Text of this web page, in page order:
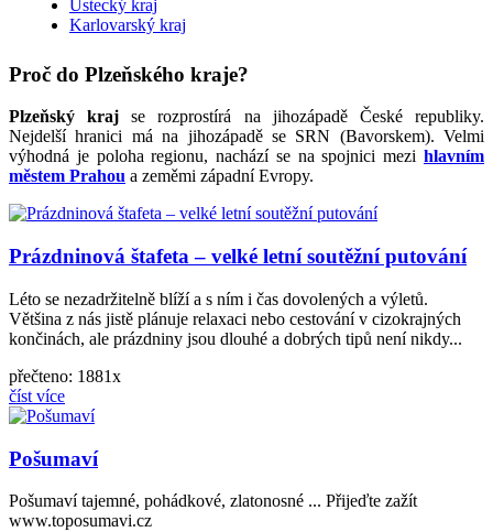
Ústecký kraj
Karlovarský kraj
Proč do Plzeňského kraje?
Plzeňský kraj se rozprostírá na jihozápadě České republiky.
Nejdelší hranici má na jihozápadě se SRN (Bavorskem). Velmi
výhodná je poloha regionu, nachází se na spojnici mezi hlavním
městem Prahou a zeměmi západní Evropy.
Prázdninová štafeta – velké letní soutěžní putování
Léto se nezadržitelně blíží a s ním i čas dovolených a výletů.
Většina z nás jistě plánuje relaxaci nebo cestování v cizokrajných
končinách, ale prázdniny jsou dlouhé a dobrých tipů není nikdy...
přečteno: 1881x
číst více
Pošumaví
Pošumaví tajemné, pohádkové, zlatonosné ... Přijeďte zažít
www.toposumavi.cz